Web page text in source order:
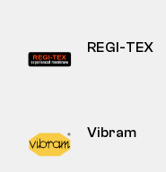
REGI-TEX
Vibram